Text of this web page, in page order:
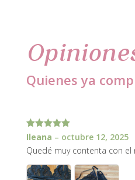
Quienes ya
Valorado
Ileana – octubre 12, 2025
Quedé muy contenta con el